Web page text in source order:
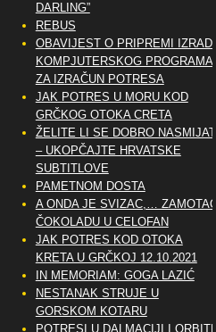
DARLING”
REBUS
OBAVIJEST O PRIPREMI IZRADE
KOMPJUTERSKOG PROGRAMA
ZA IZRAČUN POTRESA
JAK POTRES U MORU KOD
GRČKOG OTOKA CRETA
ŽELITE LI SE DOBRO NASMIJATI
– UKOPČAJTE HRVATSKE
SUBTITLOVE
PAMETNOM DOSTA
A ONDA JE SVIZAC,… ZAMOTAO
ČOKOLADU U CELOFAN
JAK POTRES KOD OTOKA
KRETA U GRČKOJ 12.10.2021
IN MEMORIAM: GOGA LAZIĆ
NESTANAK STRUJE U
GORSKOM KOTARU
POTRESI U DALMACIJI I ORBITE